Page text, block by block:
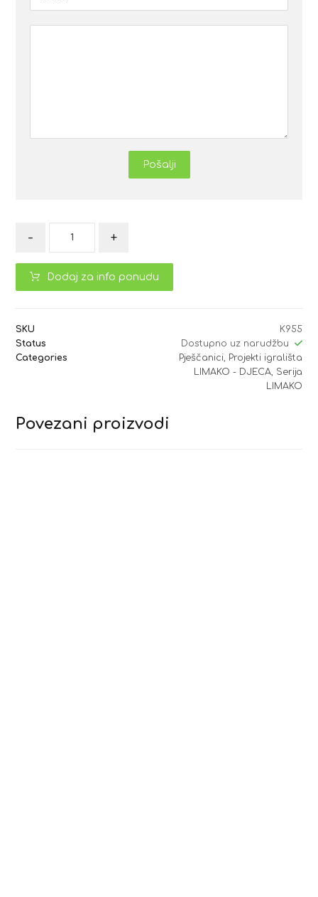
Pošalji
- +
Dodaj za info ponudu
SKU
K955
Status
Dostupno uz narudžbu
Categories
Pješčanici, Projekti igrališta
LIMAKO - DJECA, Serija
LIMAKO
Povezani proizvodi